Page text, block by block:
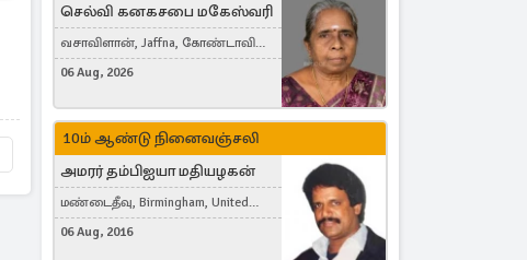
செல்வி கனகசபை மகேஸ்வரி
வசாவிளான், Jaffna, கோண்டாவில்
கிழக்கு
06 Aug, 2026
10ம் ஆண்டு நினைவஞ்சலி
அமரர் தம்பிஐயா மதியழகன்
மண்டைதீவு, Birmingham, United
Kingdom
06 Aug, 2016